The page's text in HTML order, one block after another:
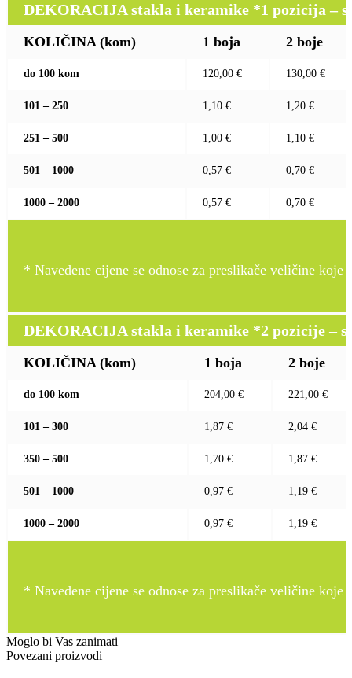
DEKORACIJA stakla i keramike *1 pozicija –
KOLIČINA (kom) 1 boja 2 boje
do 100 kom 120,00 € 130,00 €
101 – 250 1,10 € 1,20 €
251 – 500 1,00 € 1,10 €
501 – 1000 0,57 € 0,70 €
1000 – 2000 0,57 € 0,70 €
* Navedene cijene se odnose za preslikače veličine
DEKORACIJA stakla i keramike *2 pozicije –
KOLIČINA (kom) 1 boja 2 boje
do 100 kom 204,00 € 221,00 €
101 – 300 1,87 € 2,04 €
350 – 500 1,70 € 1,87 €
501 – 1000 0,97 € 1,19 €
1000 – 2000 0,97 € 1,19 €
* Navedene cijene se odnose za preslikače veličine
Moglo bi Vas zanimati
Povezani proizvodi